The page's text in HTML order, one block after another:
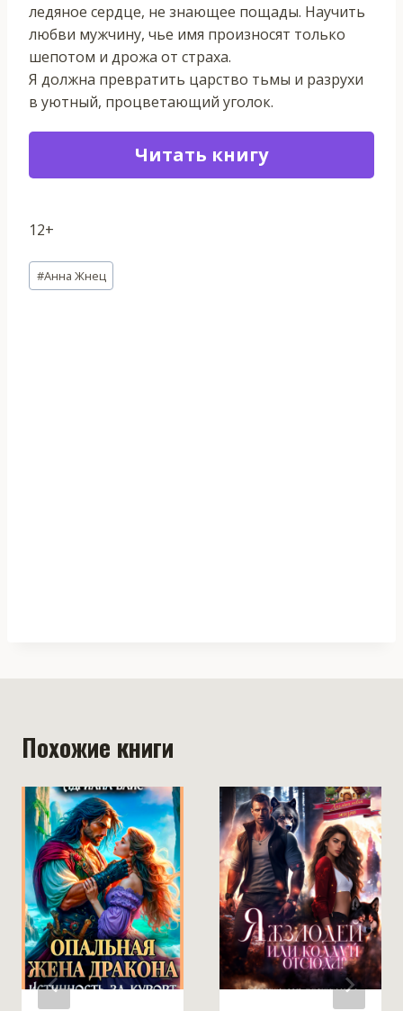
ледяное сердце, не знающее пощады. Научить
любви мужчину, чье имя произносят только
шепотом и дрожа от страха.
Я должна превратить царство тьмы и разрухи
в уютный, процветающий уголок.
Читать книгу
12+
Метки
записи:
#Анна Жнец
Похожие книги